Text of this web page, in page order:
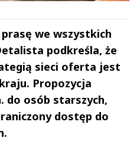
we wszystkich
podkreśla, że
sieci oferta jest
Propozycja
do osób starszych,
dostęp do